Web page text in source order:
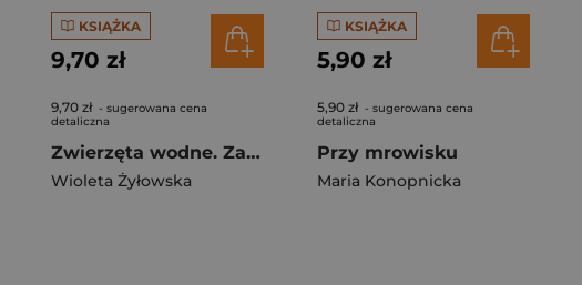
KSIĄŻKA
9,70 zł
9,70 zł - sugerowana cena
detaliczna
Zwierzęta wodne. Zadanka & malowanki wodne
Wioleta Żyłowska
KSIĄŻKA
5,90 zł
5,90 zł - sugerowana cena
detaliczna
Przy mrowisku
Maria Konopnicka